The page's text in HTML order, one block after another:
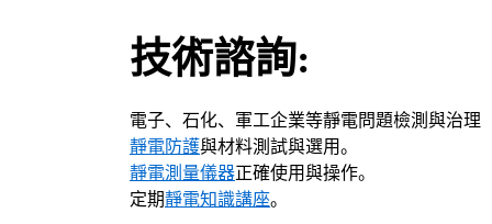
技術諮詢:
電子、石化、軍工企業等靜電問題檢測與治理
靜電防護與材料測試與選用。
靜電測量儀器正確使用與操作。
定期靜電知識講座。